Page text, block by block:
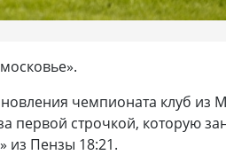
чемпионата клуб из
первой строчкой, которую
из Пензы 18:21.